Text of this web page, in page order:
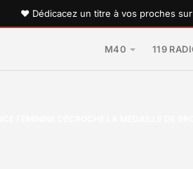
♥ Dédicacez un titre à vos proches sur
M40 119